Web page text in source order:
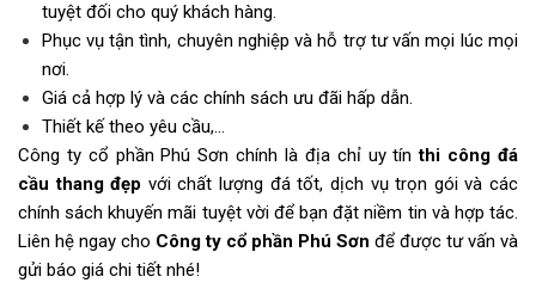
tuyệt đối cho quý khách hàng.
Phục vụ tận tình, chuyên nghiệp và hỗ trợ tư vấn mọi lúc mọi
nơi.
Giá cả hợp lý và các chính sách ưu đãi hấp dẫn.
Thiết kế theo yêu cầu,…
Công ty cổ phần Phú Sơn chính là địa chỉ uy tínthi công đá
cầu thang đẹp với chất lượng đá tốt, dịch vụ trọn gói và các
chính sách khuyến mãi tuyệt vời để bạn đặt niềm tin và hợp tác.
Liên hệ ngay cho Công ty cổ phần Phú Sơn để được tư vấn và
gửi báo giá chi tiết nhé!